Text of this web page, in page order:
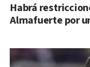
Habrá
Almafuerte por